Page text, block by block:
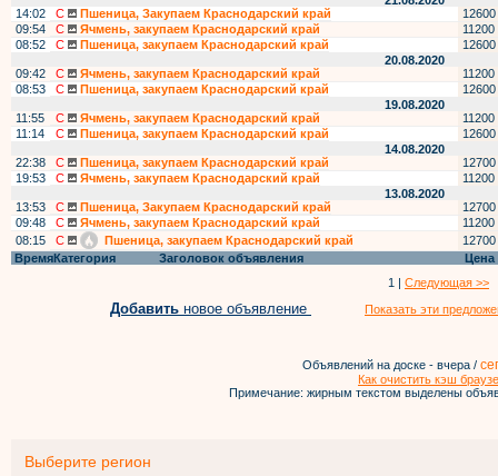
14:02
С Пшеница, Закупаем Краснодарский край
12600
09:54
С Ячмень, закупаем Краснодарский край
11200
08:52
С Пшеница, закупаем Краснодарский край
12600
20.08.2020
09:42
С Ячмень, закупаем Краснодарский край
11200
08:53
С Пшеница, закупаем Краснодарский край
12600
19.08.2020
11:55
С Ячмень, закупаем Краснодарский край
11200
11:14
С Пшеница, закупаем Краснодарский край
12600
14.08.2020
22:38
С Пшеница, закупаем Краснодарский край
12700
19:53
С Ячмень, закупаем Краснодарский край
11200
13.08.2020
13:53
С Пшеница, Закупаем Краснодарский край
12700
09:48
С Ячмень, закупаем Краснодарский край
11200
08:15
С Пшеница, закупаем Краснодарский край
12700
ВремяКатегория Заголовок объявления
Цена
1 | Следующая >>
Добавить новое объявление Показать эти
Объявлений на доске - вчера /
Как очистить кэш
Примечание: жирным текстом выделены
Выберите регион